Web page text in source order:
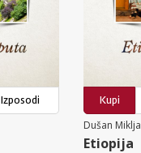
Izposodi
Kupi
Dušan Miklja
Etiopija